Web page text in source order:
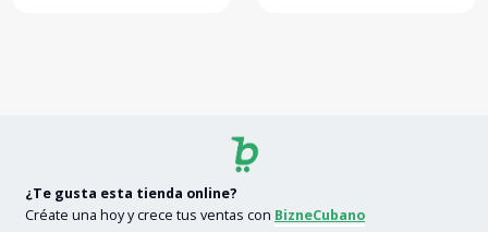
¿Te gusta esta tienda online?
Créate una hoy y crece tus ventas con BizneCubano